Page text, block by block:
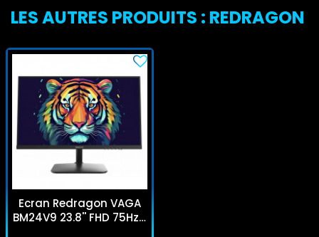
LES AUTRES PRODUITS : REDRAGON
Ecran Redragon VAGA
BM24V9 23.8'' FHD 75Hz -